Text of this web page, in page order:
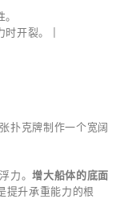
开裂。 |
扑克牌制作一个宽阔
力。增大船体的底面
提升承重能力的根